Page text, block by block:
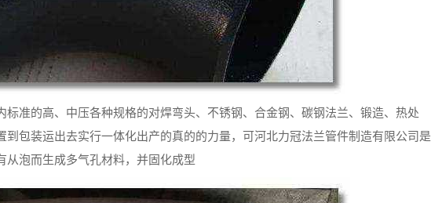
准的高、中压各种规格的对焊弯头、不锈钢、合金钢、碳钢法兰、锻造、热处
包装运出去实行一体化出产的真的的力量，可河北力冠法兰管件制造有限公司是
泡而生成多气孔材料，并固化成型